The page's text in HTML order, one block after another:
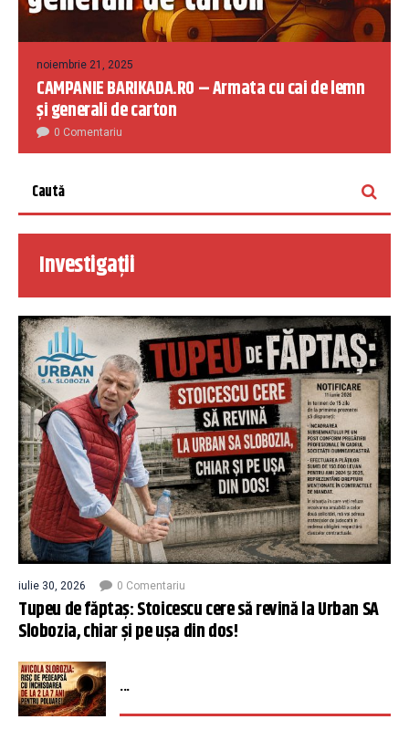
noiembrie 21, 2025
CAMPANIE BARIKADA.RO – Armata cu cai de lemn
și generali de carton
0 Comentariu
Investigații
iulie 30, 2026 0 Comentariu
Tupeu de făptaș: Stoicescu cere să revină la Urban SA
Slobozia, chiar și pe ușa din dos!
...